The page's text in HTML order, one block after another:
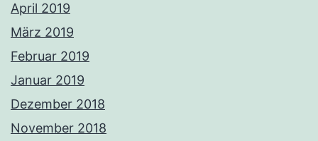
April 2019
März 2019
Februar 2019
Januar 2019
Dezember 2018
November 2018